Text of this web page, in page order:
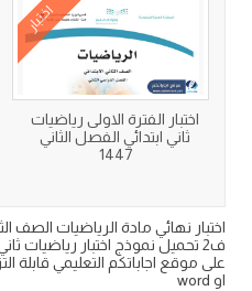
اختبار
اختبار الفترة الاولى رياضيات
ثاني ابتدائي الفصل الثاني
1447
اختبار نهائي مادة الرياضيات الصف
او word